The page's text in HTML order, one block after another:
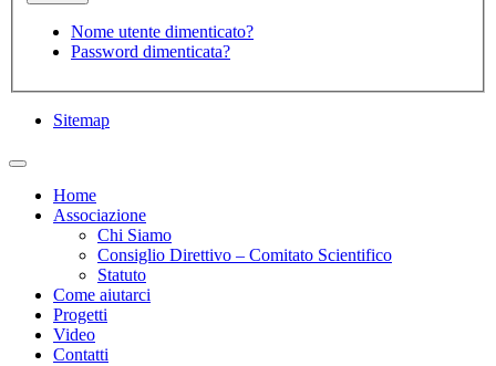
Nome utente dimenticato?
Password dimenticata?
Sitemap
Home
Associazione
Chi Siamo
Consiglio Direttivo – Comitato Scientifico
Statuto
Come aiutarci
Progetti
Video
Contatti